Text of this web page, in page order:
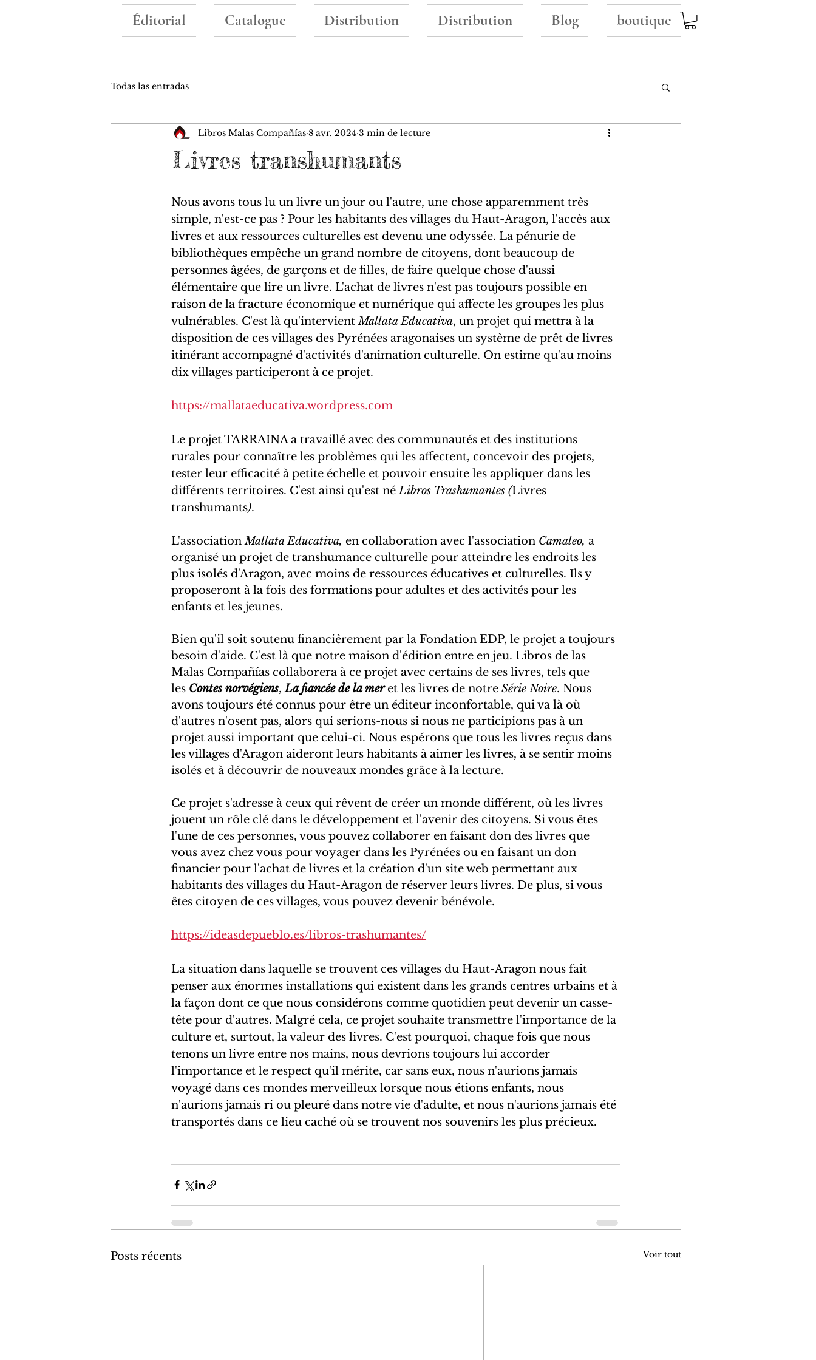
Éditorial Catalogue Distribution Distribution Blog boutique
Todas las entradas
Livres transhumants
Libros Malas Compañías 8 avr. 2024 3 min de lecture
Nous avons tous lu un livre un jour ou l'autre, une chose apparemment très
simple, n'est-ce pas ? Pour les habitants des villages du Haut-Aragon, l'accès aux
livres et aux ressources culturelles est devenu une odyssée. La pénurie de
bibliothèques empêche un grand nombre de citoyens, dont beaucoup de
personnes âgées, de garçons et de filles, de faire quelque chose d'aussi
élémentaire que lire un livre. L'achat de livres n'est pas toujours possible en
raison de la fracture économique et numérique qui affecte les groupes les plus
vulnérables. C'est là qu'intervient Mallata Educativa, un projet qui mettra à la
disposition de ces villages des Pyrénées aragonaises un système de prêt de livres
itinérant accompagné d'activités d'animation culturelle. On estime qu'au moins
dix villages participeront à ce projet.
https://mallataeducativa.wordpress.com
Le projet TARRAINA a travaillé avec des communautés et des institutions
rurales pour connaître les problèmes qui les affectent, concevoir des projets,
tester leur efficacité à petite échelle et pouvoir ensuite les appliquer dans les
différents territoires. C'est ainsi qu'est né Libros Trashumantes (Livres
transhumants).
L'association Mallata Educativa, en collaboration avec l'association Camaleo, a
organisé un projet de transhumance culturelle pour atteindre les endroits les
plus isolés d'Aragon, avec moins de ressources éducatives et culturelles. Ils y
proposeront à la fois des formations pour adultes et des activités pour les
enfants et les jeunes.
Bien qu'il soit soutenu financièrement par la Fondation EDP, le projet a toujours
besoin d'aide. C'est là que notre maison d'édition entre en jeu. Libros de las
Malas Compañías collaborera à ce projet avec certains de ses livres, tels que
les Contes norvégiens, La fiancée de la mer et les livres de notre Série Noire. Nous
avons toujours été connus pour être un éditeur inconfortable, qui va là où
d'autres n'osent pas, alors qui serions-nous si nous ne participions pas à un
projet aussi important que celui-ci. Nous espérons que tous les livres reçus dans
les villages d'Aragon aideront leurs habitants à aimer les livres, à se sentir moins
isolés et à découvrir de nouveaux mondes grâce à la lecture.
Ce projet s'adresse à ceux qui rêvent de créer un monde différent, où les livres
jouent un rôle clé dans le développement et l'avenir des citoyens. Si vous êtes
l'une de ces personnes, vous pouvez collaborer en faisant don des livres que
vous avez chez vous pour voyager dans les Pyrénées ou en faisant un don
financier pour l'achat de livres et la création d'un site web permettant aux
habitants des villages du Haut-Aragon de réserver leurs livres. De plus, si vous
êtes citoyen de ces villages, vous pouvez devenir bénévole.
https://ideasdepueblo.es/libros-trashumantes/
La situation dans laquelle se trouvent ces villages du Haut-Aragon nous fait
penser aux énormes installations qui existent dans les grands centres urbains et à
la façon dont ce que nous considérons comme quotidien peut devenir un casse-
tête pour d'autres. Malgré cela, ce projet souhaite transmettre l'importance de la
culture et, surtout, la valeur des livres. C'est pourquoi, chaque fois que nous
tenons un livre entre nos mains, nous devrions toujours lui accorder
l'importance et le respect qu'il mérite, car sans eux, nous n'aurions jamais
voyagé dans ces mondes merveilleux lorsque nous étions enfants, nous
n'aurions jamais ri ou pleuré dans notre vie d'adulte, et nous n'aurions jamais été
transportés dans ce lieu caché où se trouvent nos souvenirs les plus précieux.
Posts récents Voir tout